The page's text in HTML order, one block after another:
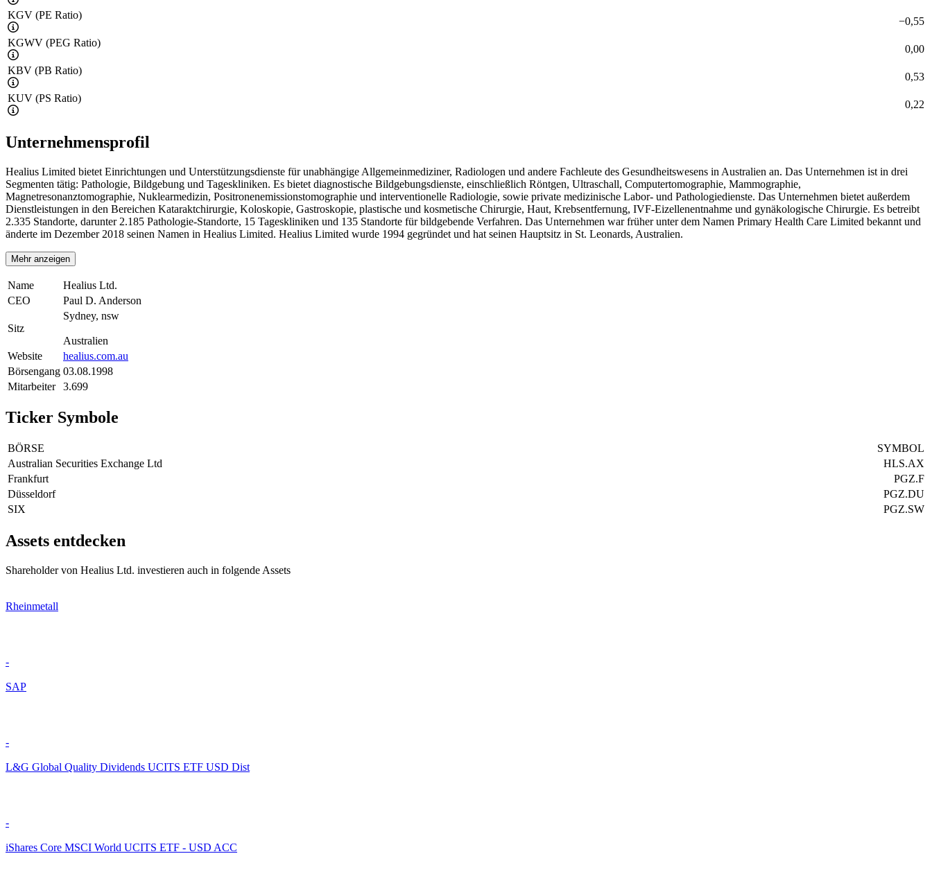
KGV (PE Ratio)
−0,55
KGWV (PEG Ratio)
0,00
KBV (PB Ratio)
0,53
KUV (PS Ratio)
0,22
Unternehmensprofil
Healius Limited bietet Einrichtungen und Unterstützungsdienste für unabhängige Allgemeinmediziner, Radiologen und andere Fachleute des Gesundheitswesens in Australien an. Das Unternehmen ist in drei
Segmenten tätig: Pathologie, Bildgebung und Tageskliniken. Es bietet diagnostische Bildgebungsdienste, einschließlich Röntgen, Ultraschall, Computertomographie, Mammographie,
Magnetresonanztomographie, Nuklearmedizin, Positronenemissionstomographie und interventionelle Radiologie, sowie private medizinische Labor- und Pathologiedienste. Das Unternehmen bietet außerdem
Dienstleistungen in den Bereichen Kataraktchirurgie, Koloskopie, Gastroskopie, plastische und kosmetische Chirurgie, Haut, Krebsentfernung, IVF-Eizellenentnahme und gynäkologische Chirurgie. Es betreibt
2.335 Standorte, darunter 2.185 Pathologie-Standorte, 15 Tageskliniken und 135 Standorte für bildgebende Verfahren. Das Unternehmen war früher unter dem Namen Primary Health Care Limited bekannt und
änderte im Dezember 2018 seinen Namen in Healius Limited. Healius Limited wurde 1994 gegründet und hat seinen Hauptsitz in St. Leonards, Australien.
Mehr anzeigen
Name
Healius Ltd.
CEO
Paul D. Anderson
Sitz
Sydney, nsw
Australien
Website
healius.com.au
Börsengang 03.08.1998
Mitarbeiter
3.699
Ticker Symbole
BÖRSE
SYMBOL
Australian Securities Exchange Ltd
HLS.AX
Frankfurt
PGZ.F
Düsseldorf
PGZ.DU
SIX
PGZ.SW
Assets entdecken
Shareholder von Healius Ltd. investieren auch in folgende Assets
Rheinmetall
-
SAP
-
L&G Global Quality Dividends UCITS ETF USD Dist
-
iShares Core MSCI World UCITS ETF - USD ACC